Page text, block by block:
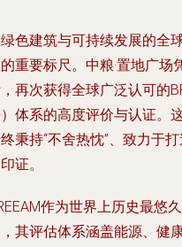
色建筑与可持续发展的全
重要标尺。中粮·置地广
再次获得全球广泛认可的
体系的高度评价与认证。
秉持“不舍热忱”、致力于
证。
作为世界上历史最悠
其评估体系涵盖能源、健